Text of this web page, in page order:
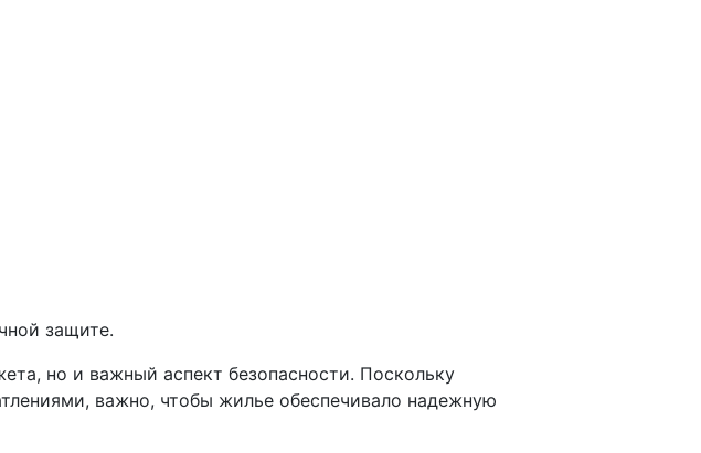
защите.
но и важный аспект безопасности. Поскольку
важно, чтобы жилье обеспечивало надежную